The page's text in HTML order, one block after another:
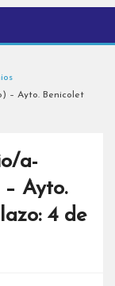
– Ayto. Benicolet
a-
Ayto.
4 de